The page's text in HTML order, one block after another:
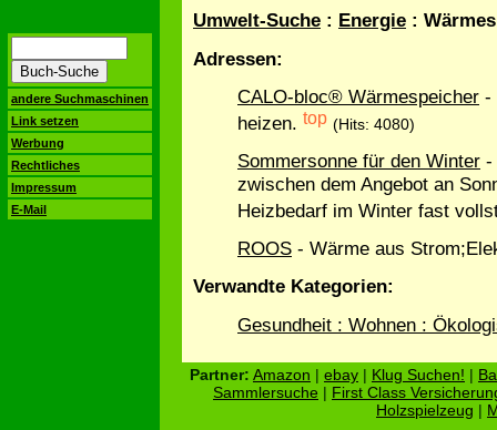
andere Suchmaschinen
Link setzen
Werbung
Rechtliches
Impressum
E-Mail
Umwelt-Suche : Energie :
Adressen:
CALO-bloc® Wärmespeicher -
heizen. top (Hits: 4080)
Sommersonne für den Winter -
zwischen dem Angebot an
Heizbedarf im Winter fast
ROOS - Wärme aus
Verwandte Kategorien:
Gesundheit : Wohnen :
Partner: Amazon | ebay | Klug Suchen! |
Sammlersuche | First Class
Holzspielzeug |